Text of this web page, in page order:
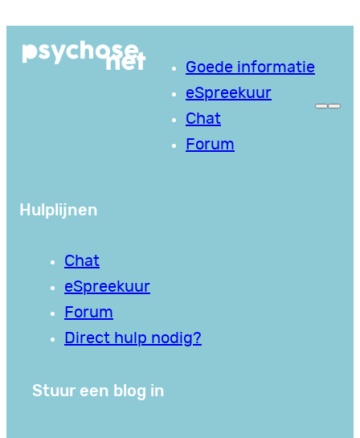
naar
Goede informatie
eSpreekuur
Chat
Forum
Hulplijnen
Chat
eSpreekuur
Forum
Direct hulp nodig?
Stuur een blog in